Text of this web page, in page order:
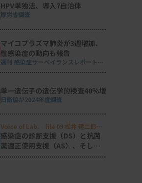
HPV単独法、導入7自治体
厚労省調査
マイコプラズマ肺炎が3週増加、
性感染症の動向も報告
週刊 感染症サーベイランスレポート
単一遺伝子の遺伝学的検査40％増
日衛協が2024年度調査
Voice of Lab. file 09 松井 建二郎
（藤田医科大学病院臨床検査部微生物
遺伝子検査室）
感染症の診断支援（DS）と抗菌
薬適正使用支援（AS）、そして
研究へ